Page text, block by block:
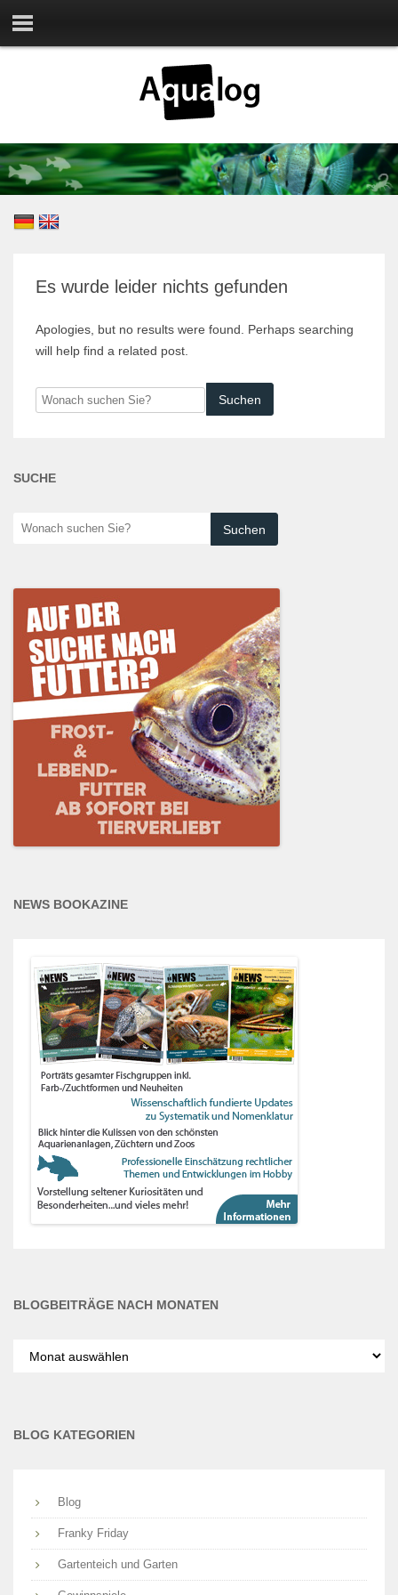
Es wurde leider nichts gefunden
Apologies, but no results were found. Perhaps searching
will help find a related post.
Wonach
suchen
SUCHE
Wonach
NEWS BOOKAZINE
BLOGBEITRÄGE NACH MONATEN
nach
BLOG KATEGORIEN
Blog
Franky Friday
Gartenteich und Garten